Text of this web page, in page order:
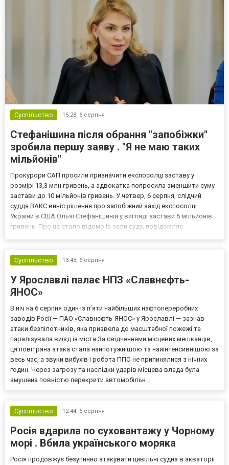
Суспільство 15:28, 6 серпня
Стефанішина після обрання "запобіжки"
зробила першу заяву . "Я не маю таких
мільйонів"
Прокурори САП просили призначити експосолці заставу у
розмірі 13,3 млн гривень, а адвокатка попросила зменшити суму
застави до 10 мільйонів гривень. У четвер, 6 серпня, слідчий
суддя ВАКС виніс рішення про запобіжний захід експосолці
України в США Ользі Стефанішиній у вигляді застави 6 мільйонів
гривень. Про це стало відомо із зали суду, повідомляє
Суспільство
13:43, 6 серпня
У Ярославлі палає НПЗ «Славнєфть-
ЯНОС»
В ніч на 6 серпня один із п’яти найбільших нафтопереробних
заводів Росії — ПАО «Славнєфть-ЯНОС» у Ярославлі — зазнав
атаки безпілотників, яка призвела до масштабної пожежі та
паралізувала виїзд із міста.За свідченнями місцевих мешканців,
ця повітряна атака стала найпотужнішою та найінтенсивнішою за
весь час, а звуки вибухів і робота ППО не припинялися з нічних
годин. Через загрозу та наслідки ударів місцева влада була
змушена повністю перекрити автомобільн...
Суспільство 12:44, 6 серпня
Росія вдарила по суховантажу у Чорному
морі . Вбила українського моряка
Росія продовжує безупинно атакувати цивільні судна в акваторії